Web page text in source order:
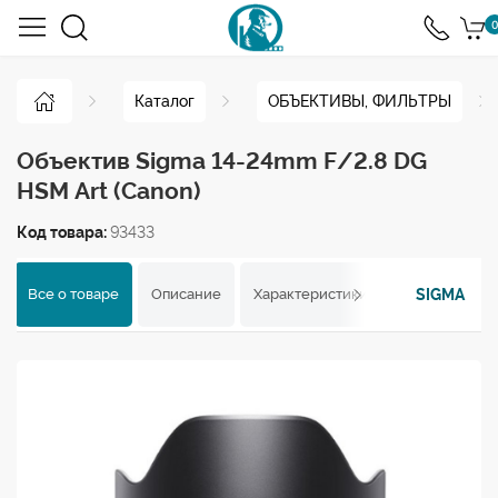
0
Каталог ОБЪЕКТИВЫ, ФИЛЬТРЫ
Объектив Sigma 14-24mm F/2.8 DG
HSM Art (Canon)
Код товара:93433
Все о товаре Описание Характеристики Отзывы
SIGMA